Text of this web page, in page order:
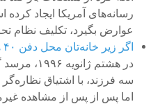
رسانه‌های آمریکا ایجاد
عوارض بگیرد، تکلیف نظام
اگر زیر خانه‌تان محل دفن ۴۰ هزار نفر باشد، چه می‌کنید؟
در هشتم
سه فرزند، با اشتیاق
اما پس از پس از مشاهده